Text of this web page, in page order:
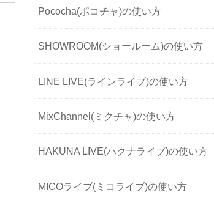
Pococha(ポコチャ)の使い方
SHOWROOM(ショールーム)の使い方
LINE LIVE(ラインライブ)の使い方
MixChannel(ミクチャ)の使い方
HAKUNA LIVE(ハクナライブ)の使い方
MICOライブ(ミコライブ)の使い方